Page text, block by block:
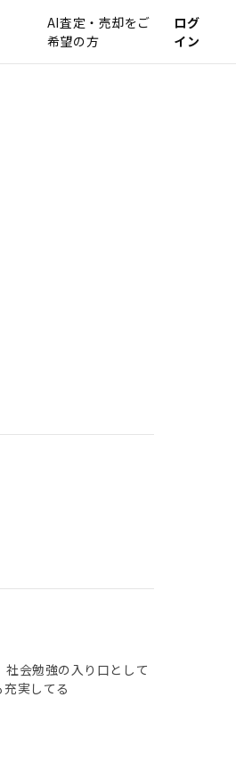
AI査定・売却をご
希望の方
ログ
イン
会勉強の入り口として
実してる